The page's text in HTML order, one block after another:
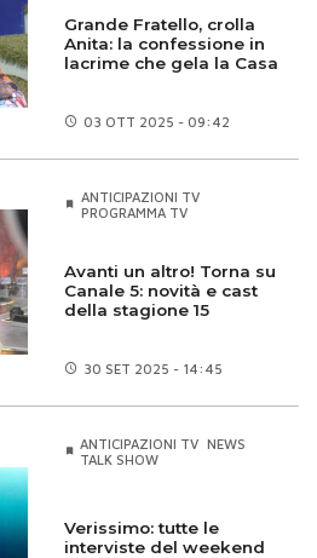
Grande Fratello, crolla
Anita: la confessione in
lacrime che gela la Casa
03 OTT 2025 - 09:42
ANTICIPAZIONI TV
PROGRAMMA TV
Avanti un altro! Torna su
Canale 5: novità e cast
della stagione 15
30 SET 2025 - 14:45
ANTICIPAZIONI TV NEWS
TALK SHOW
Verissimo: tutte le
interviste del weekend